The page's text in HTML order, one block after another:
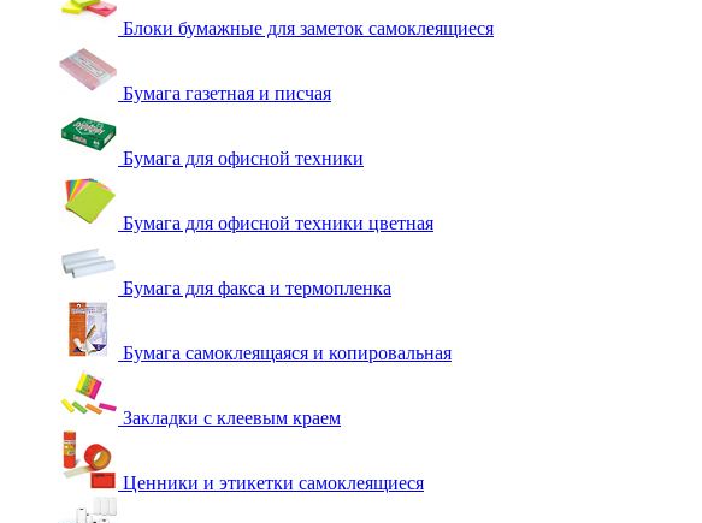
Блоки бумажные для заметок самоклеящиеся
Бумага газетная и писчая
Бумага для офисной техники
Бумага для офисной техники цветная
Бумага для факса и термопленка
Бумага самоклеящаяся и копировальная
Закладки с клеевым краем
Ценники и этикетки самоклеящиеся